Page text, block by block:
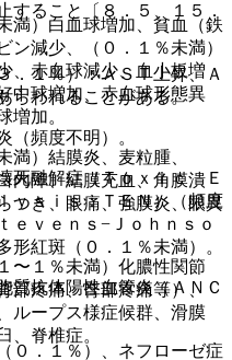
満）白血球増加、貧血（鉄
ン減少、（０．１％未満）
、赤血球減少、血小板増
中球増加、赤血球形態異
増加。
）結膜炎、麦粒腫、
内障、結膜充血、角膜潰
つき、眼痛、強膜炎、眼異
〜１％未満）化膿性関節
部疼痛、臀部疼痛等）、
ループス様症候群、滑膜
、脊椎症。
すること〔８．５、１５．
１％）：ＡＳＴ上昇、Ａ
らわれることがある。
頻度不明）。
死融解症（Ｔｏｘｉｃ Ｅ
ｓｉｓ：ＴＥＮ）（頻度
ｅｖｅｎｓ−Ｊｏｈｎｓｏ
形紅斑（０．１％未満）。
抗体陽性血管炎（ＡＮＣ
．１％）、ネフローゼ症